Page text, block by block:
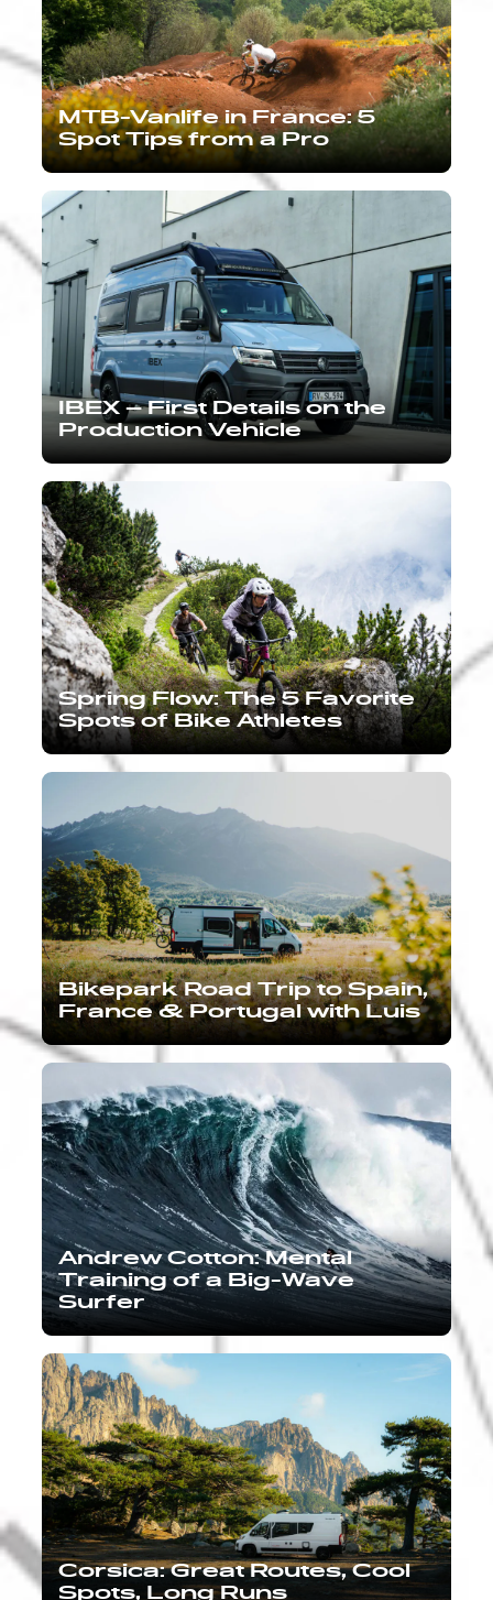
MTB-Vanlife in France: 5
Spot Tips from a Pro
IBEX – First Details on the
Production Vehicle
Spring Flow: The 5 Favorite
Spots of Bike Athletes
Bikepark Road Trip to Spain,
France & Portugal with Luis
Andrew Cotton: Mental
Training of a Big-Wave
Surfer
Corsica: Great Routes, Cool
Spots, Long Runs